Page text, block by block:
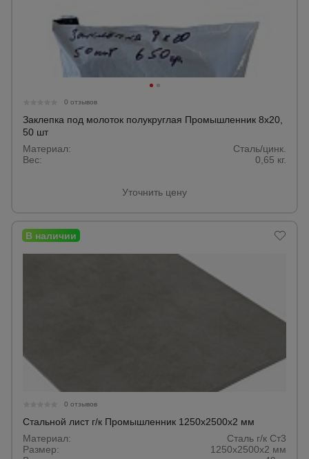
0 отзывов
Заклепка под молоток полукруглая Промышленник 8х20,
50 шт
Материал:
Сталь/цинк.
Вес:
0,65 кг.
Уточнить цену
0 отзывов
Стальной лист г/к Промышленник 1250х2500х2 мм
Материал:
Сталь г/к Ст3
Размер:
1250х2500х2 мм